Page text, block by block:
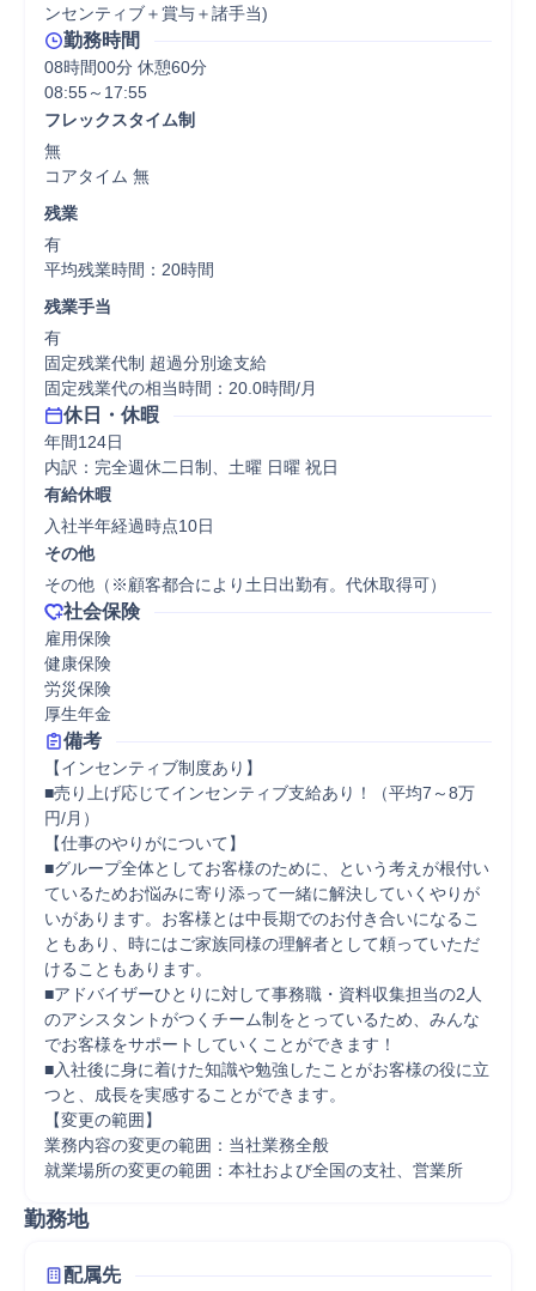
ンセンティブ＋賞与＋諸手当)
勤務時間
08時間00分 休憩60分
フレックスタイム制
無
コアタイム 無
残業
有
平均残業時間：20時間
残業手当
有
固定残業代制 超過分別途支給
固定残業代の相当時間：20.0時間/月
休日・休暇
年間124日
内訳：完全週休二日制、土曜 日曜 祝日
有給休暇
入社半年経過時点10日
その他
その他（※顧客都合により土日出勤有。代休取得可）
社会保険
雇用保険
健康保険
労災保険
厚生年金
備考
【インセンティブ制度あり】
■売り上げ応じてインセンティブ支給あり！（平均7～8万
円/月）
【仕事のやりがについて】
■グループ全体としてお客様のために、という考えが根付い
ているためお悩みに寄り添って一緒に解決していくやりが
いがあります。お客様とは中長期でのお付き合いになるこ
ともあり、時にはご家族同様の理解者として頼っていただ
けることもあります。
■アドバイザーひとりに対して事務職・資料収集担当の2人
のアシスタントがつくチーム制をとっているため、みんな
でお客様をサポートしていくことができます！
■入社後に身に着けた知識や勉強したことがお客様の役に立
つと、成長を実感することができます。
【変更の範囲】
業務内容の変更の範囲：当社業務全般
就業場所の変更の範囲：本社および全国の支社、営業所
勤務地
配属先